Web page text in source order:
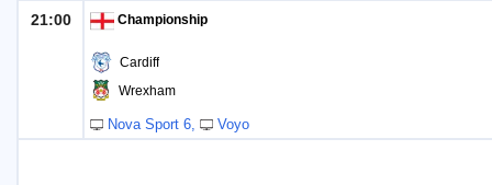
21:00 Championship
Cardiff
Wrexham
Nova Sport 6 Voyo